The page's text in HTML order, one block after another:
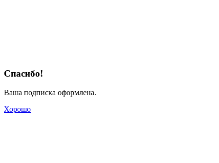
Спасибо!
Ваша подписка оформлена.
Хорошо